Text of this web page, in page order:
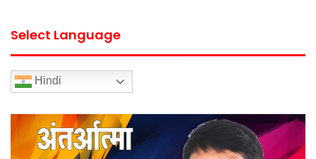
Select Language
Hindi